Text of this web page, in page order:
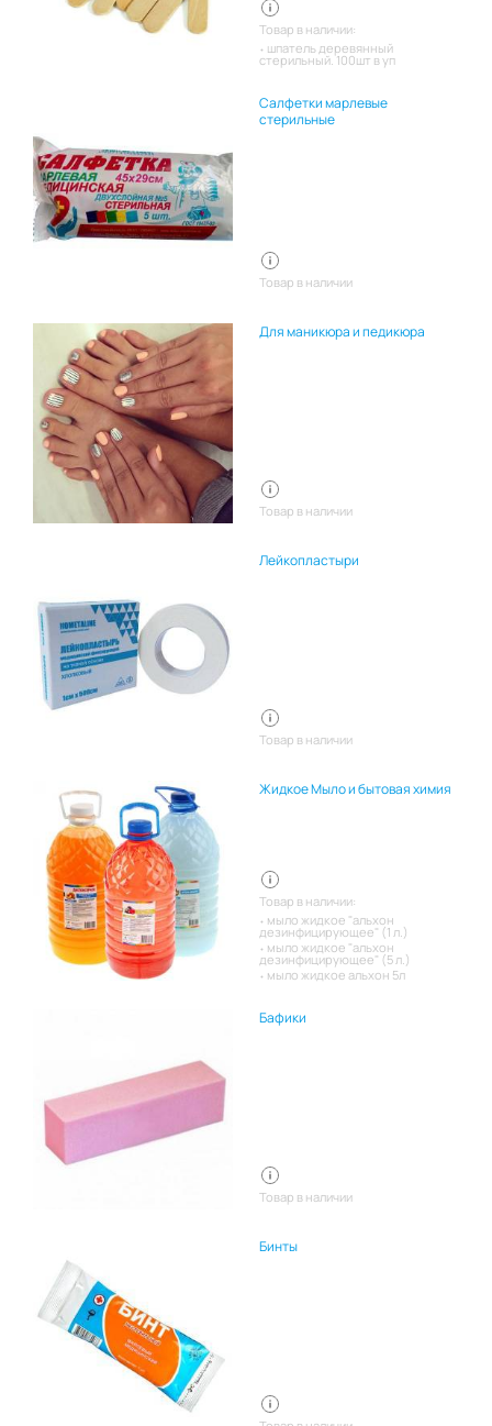
Товар в наличии:
шпатель деревянный
стерильный. 100шт в уп
Салфетки марлевые
стерильные
Товар в наличии
Для маникюра и педикюра
Товар в наличии
Лейкопластыри
Товар в наличии
Жидкое Мыло и бытовая химия
Товар в наличии:
мыло жидкое "альхон
дезинфицирующее" (1 л.)
мыло жидкое "альхон
дезинфицирующее" (5 л.)
мыло жидкое альхон 5л
Бафики
Товар в наличии
Бинты